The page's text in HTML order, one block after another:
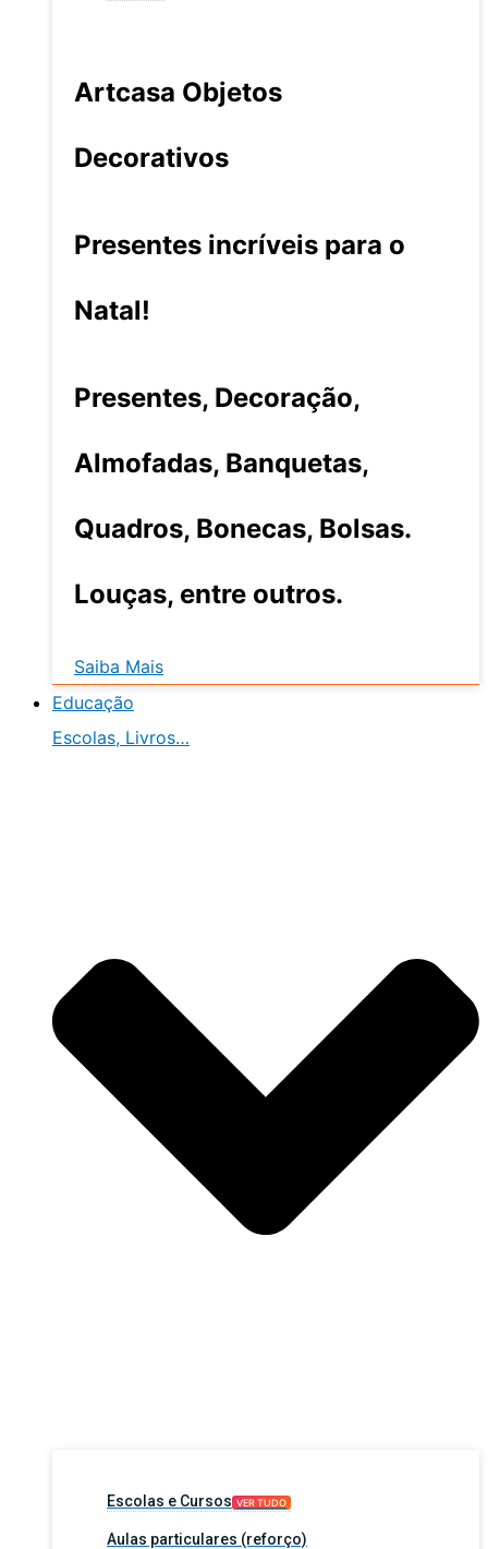
Artcasa Objetos
Decorativos
Presentes incríveis para o
Natal!
Presentes, Decoração,
Almofadas, Banquetas,
Quadros, Bonecas, Bolsas.
Louças, entre outros.
Saiba Mais
Educação
Escolas, Livros…
Escolas e Cursos VER TUDO
Aulas particulares (reforço)